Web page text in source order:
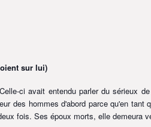
sur lui)
ci avait entendu parler du sérieux
des hommes d'abord parce qu'en tant
fois. Ses époux morts, elle demeura